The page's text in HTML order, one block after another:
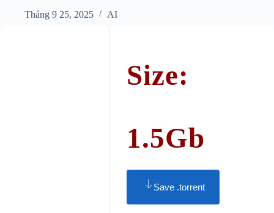
Tháng 9 25, 2025
AI
Size:
1.5Gb
Save .torrent